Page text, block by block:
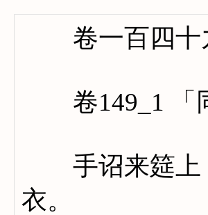
卷一百四十
卷149_1 「
手诏来筵上
衣。